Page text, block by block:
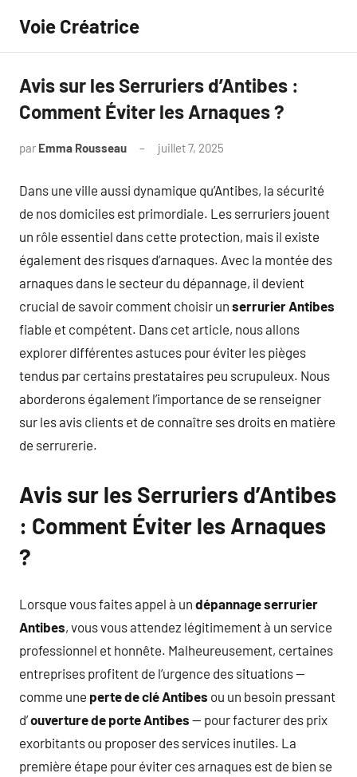
contenu
Voie Créatrice
Avis sur les Serruriers d’Antibes :
Comment Éviter les Arnaques ?
par Emma Rousseau juillet 7, 2025
Dans une ville aussi dynamique qu’Antibes, la sécurité
de nos domiciles est primordiale. Les serruriers jouent
un rôle essentiel dans cette protection, mais il existe
également des risques d’arnaques. Avec la montée des
arnaques dans le secteur du dépannage, il devient
crucial de savoir comment choisir un serrurier Antibes
fiable et compétent. Dans cet article, nous allons
explorer différentes astuces pour éviter les pièges
tendus par certains prestataires peu scrupuleux. Nous
aborderons également l’importance de se renseigner
sur les avis clients et de connaître ses droits en matière
de serrurerie.
Avis sur les Serruriers d’Antibes
: Comment Éviter les Arnaques
?
Lorsque vous faites appel à un dépannage serrurier
Antibes, vous vous attendez légitimement à un service
professionnel et honnête. Malheureusement, certaines
entreprises profitent de l’urgence des situations —
comme une perte de clé Antibes ou un besoin pressant
d’ouverture de porte Antibes — pour facturer des prix
exorbitants ou proposer des services inutiles. La
première étape pour éviter ces arnaques est de bien se